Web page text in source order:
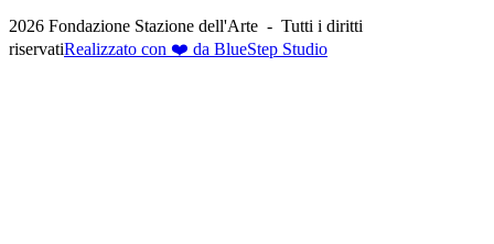
2026 Fondazione Stazione dell'Arte - Tutti i diritti
riservatiRealizzato con ❤️ da BlueStep Studio